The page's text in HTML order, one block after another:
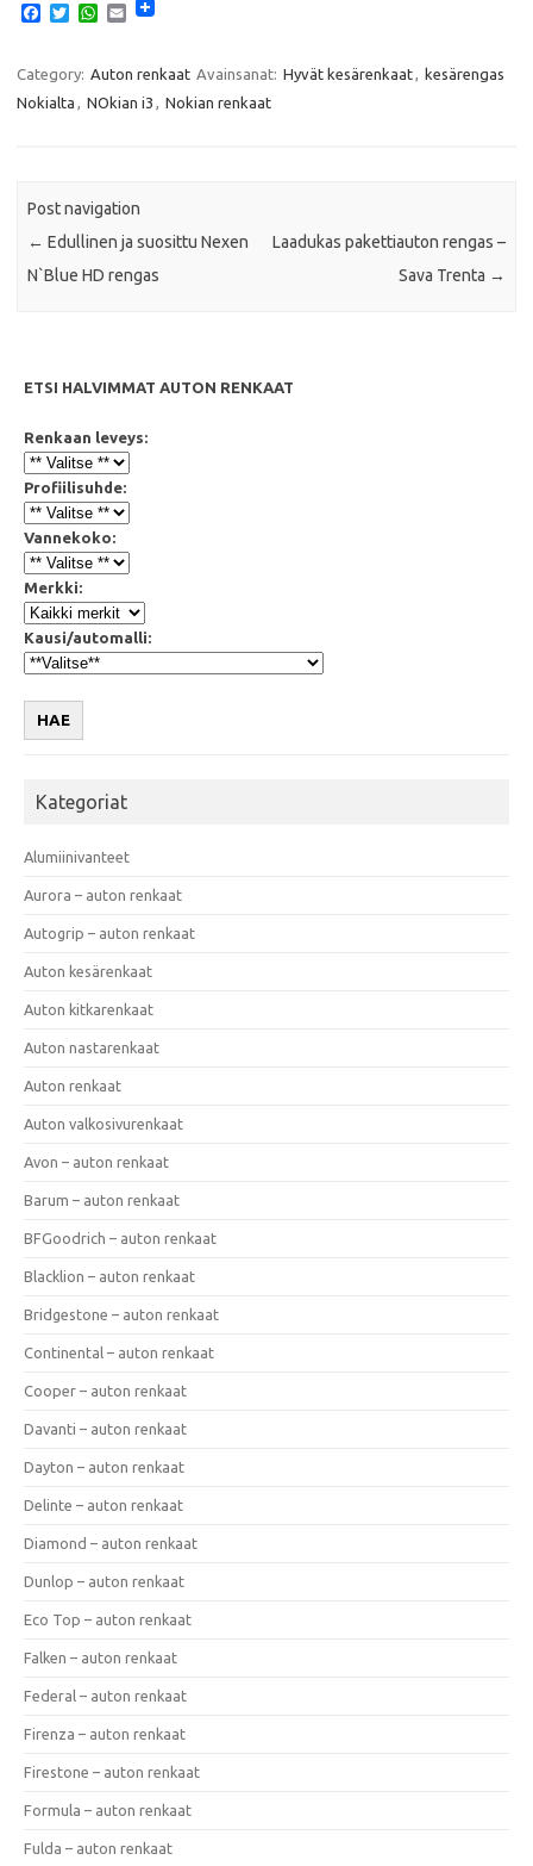
e
b
o
T
t
t
e
W
t
A
E
i
Category: Auton renkaat Avainsanat: Hyvät kesärenkaat
kesärengas
Nokialta
NOkian i3 Nokian renkaat
Post navigation
← Edullinen ja suosittu Nexen
N`Blue HD rengas
Laadukas pakettiauton rengas –
Sava Trenta →
ETSI HALVIMMAT AUTON RENKAAT
Renkaan leveys:
Profiilisuhde:
Vannekoko:
Merkki:
Kausi/automalli:
HAE
Kategoriat
Alumiinivanteet
Aurora – auton renkaat
Autogrip – auton renkaat
Auton kesärenkaat
Auton kitkarenkaat
Auton nastarenkaat
Auton renkaat
Auton valkosivurenkaat
Avon – auton renkaat
Barum – auton renkaat
BFGoodrich – auton renkaat
Blacklion – auton renkaat
Bridgestone – auton renkaat
Continental – auton renkaat
Cooper – auton renkaat
Davanti – auton renkaat
Dayton – auton renkaat
Delinte – auton renkaat
Diamond – auton renkaat
Dunlop – auton renkaat
Eco Top – auton renkaat
Falken – auton renkaat
Federal – auton renkaat
Firenza – auton renkaat
Firestone – auton renkaat
Formula – auton renkaat
Fulda – auton renkaat